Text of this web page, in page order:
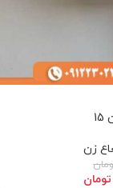
زن
تومان